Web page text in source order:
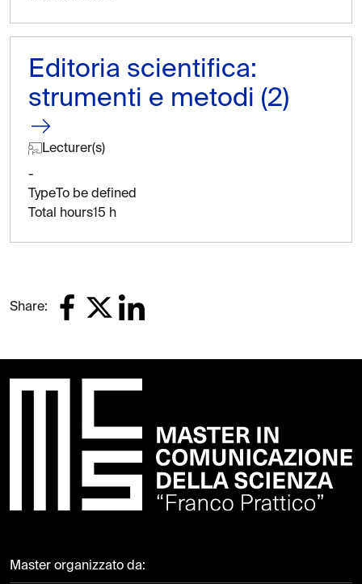
Editoria scientifica:
strumenti e metodi (2)
Lecturer(s)
-
Type To be defined
Total hours15 h
Share:
Master organizzato da: